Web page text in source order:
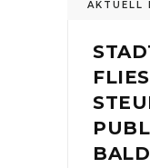
AKTUELL